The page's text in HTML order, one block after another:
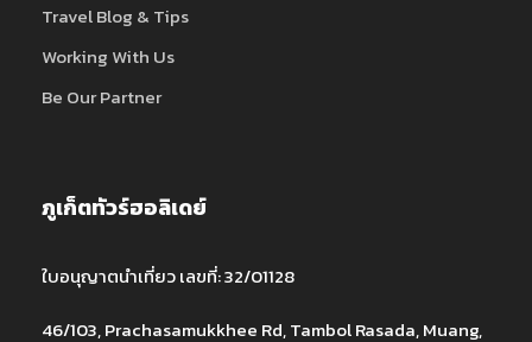
Travel Blog & Tips
Working With Us
Be Our Partner
ภูเก็ตทัวร์ฮอลิเดย์
ใบอนุญาตนำเที่ยว เลขที่: 32/01128
46/103, Prachasamukkhee Rd, Tambol Rasada, Muang,